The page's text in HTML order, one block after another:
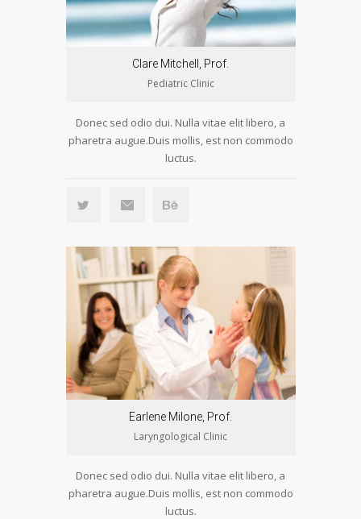
Clare Mitchell, Prof.
Pediatric Clinic
Donec sed odio dui. Nulla vitae elit libero, a
pharetra augue.Duis mollis, est non commodo
luctus.
Earlene Milone, Prof.
Laryngological Clinic
Donec sed odio dui. Nulla vitae elit libero, a
pharetra augue.Duis mollis, est non commodo
luctus.